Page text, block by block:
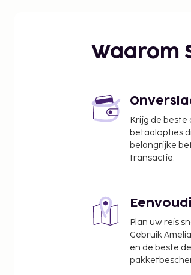
Vía España - 6,3 km
Centro Comercial Los Pueblos -
Muurschilderingen
De dichtstbijgelegen grootste
Panama City (PAC-Marcos A.
Panama-stad (PTY-Tocumen Intl.)
Een verplichte toeslag voor
deze accommodatie
De accommodatie wordt
Contacloos inchecken en
Waarom
Krijg de beste
betaalopties
belangrijke
transactie.
Plan uw reis
Gebruik
en de beste